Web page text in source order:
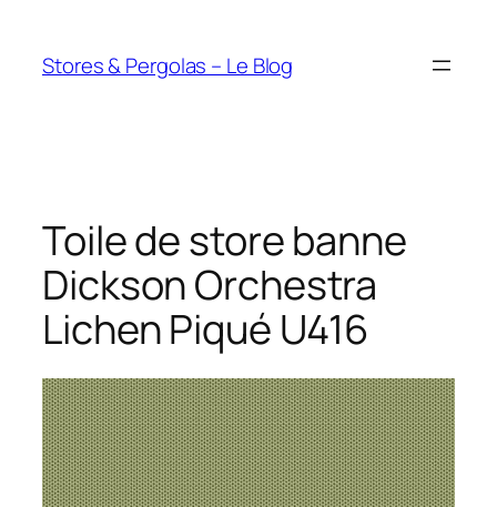
contenu
Stores & Pergolas – Le Blog
Toile de store banne
Dickson Orchestra
Lichen Piqué U416